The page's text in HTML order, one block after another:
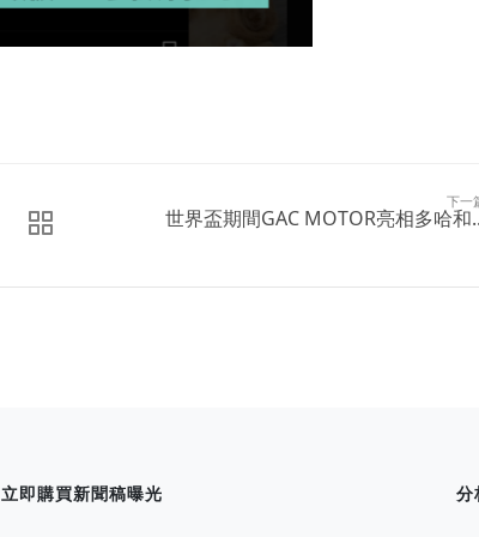
下一
世界盃期間GAC MOTOR亮相多哈和
立即購買新聞稿曝光 分